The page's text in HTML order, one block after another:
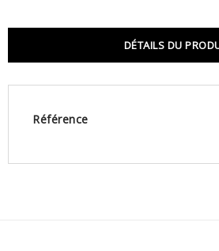
DÉTAILS DU
Référence